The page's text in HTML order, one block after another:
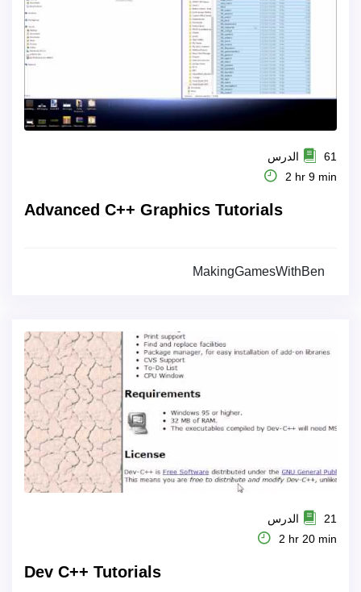
61 الدرس
2 hr 9 min
Advanced C++ Graphics Tutorials
MakingGamesWithBen
21 الدرس
2 hr 20 min
Dev C++ Tutorials